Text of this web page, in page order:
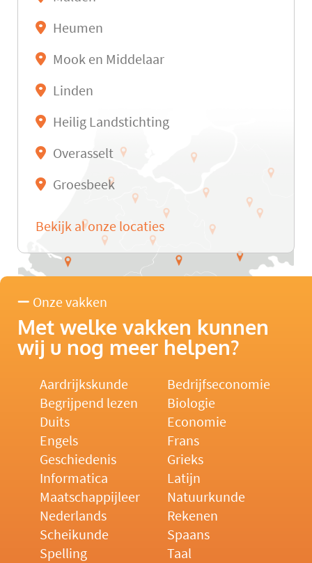
Heumen
Mook en Middelaar
Linden
Heilig Landstichting
Overasselt
Groesbeek
Bekijk al onze locaties
Onze vakken
Met welke vakken kunnen
wij u nog meer helpen?
Aardrijkskunde
Bedrijfseconomie
Begrijpend lezen
Biologie
Duits
Economie
Engels
Frans
Geschiedenis
Grieks
Informatica
Latijn
Maatschappijleer
Natuurkunde
Nederlands
Rekenen
Scheikunde
Spaans
Spelling
Taal